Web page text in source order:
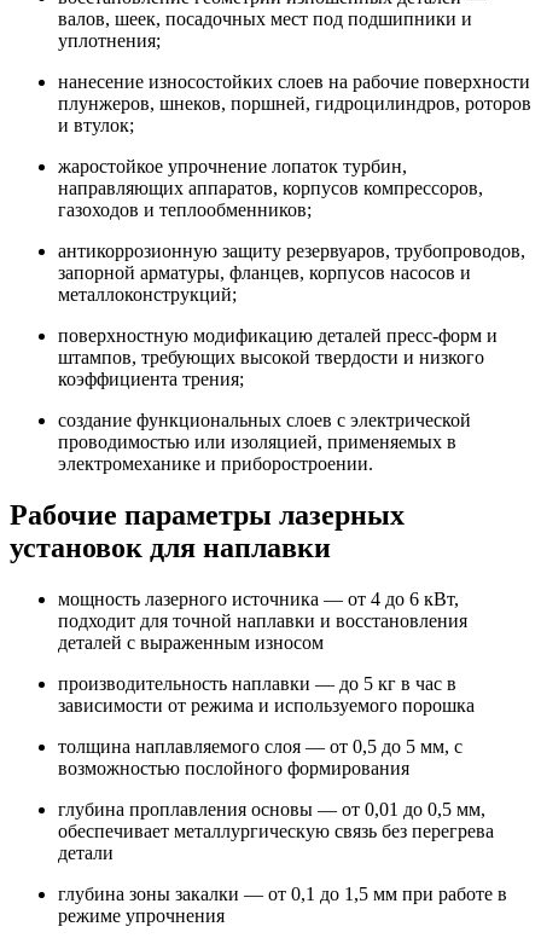
валов, шеек, посадочных мест под подшипники и
уплотнения;
нанесение износостойких слоев на рабочие поверхности
плунжеров, шнеков, поршней, гидроцилиндров, роторов
и втулок;
жаростойкое упрочнение лопаток турбин,
направляющих аппаратов, корпусов компрессоров,
газоходов и теплообменников;
антикоррозионную защиту резервуаров, трубопроводов,
запорной арматуры, фланцев, корпусов насосов и
металлоконструкций;
поверхностную модификацию деталей пресс-форм и
штампов, требующих высокой твердости и низкого
коэффициента трения;
создание функциональных слоев с электрической
проводимостью или изоляцией, применяемых в
электромеханике и приборостроении.
Рабочие параметры лазерных
установок для наплавки
мощность лазерного источника — от 4 до 6 кВт,
подходит для точной наплавки и восстановления
деталей с выраженным износом
производительность наплавки — до 5 кг в час в
зависимости от режима и используемого порошка
толщина наплавляемого слоя — от 0,5 до 5 мм, с
возможностью послойного формирования
глубина проплавления основы — от 0,01 до 0,5 мм,
обеспечивает металлургическую связь без перегрева
детали
глубина зоны закалки — от 0,1 до 1,5 мм при работе в
режиме упрочнения